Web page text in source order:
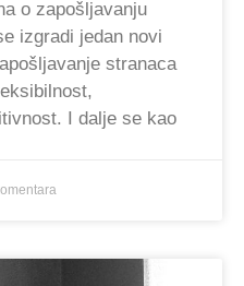
o zapošljavanju
izgradi jedan novi
stranaca
I dalje se kao